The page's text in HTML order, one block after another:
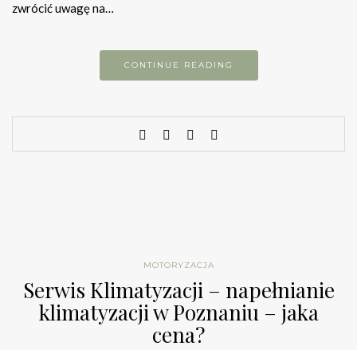
zwrócić uwagę na…
CONTINUE READING
MOTORYZACJA
Serwis Klimatyzacji – napełnianie
klimatyzacji w Poznaniu – jaka
cena?